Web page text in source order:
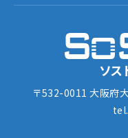
ソス
〒532-0011 大阪府